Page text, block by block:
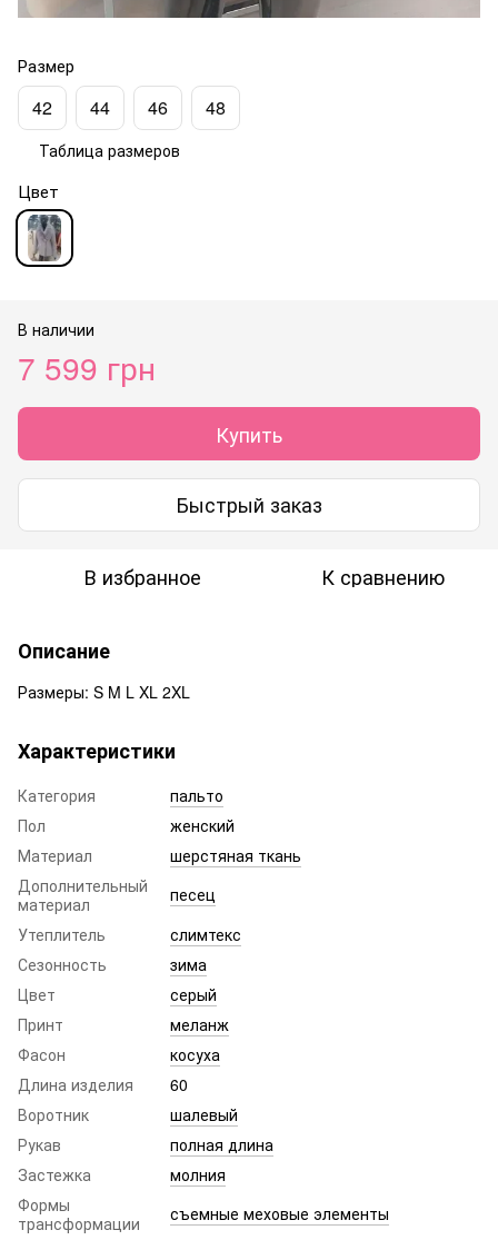
Размер
42 44 46 48
Таблица размеров
Цвет
В наличии
7 599 грн
Купить
Быстрый заказ
В избранное К сравнению
Описание
Размеры: S M L XL 2XL
Характеристики
Категория
пальто
Пол
женский
Материал
шерстяная ткань
Дополнительный
материал
песец
Утеплитель
слимтекс
Сезонность
зима
Цвет
серый
Принт
меланж
Фасон
косуха
Длина изделия
60
Воротник
шалевый
Рукав
полная длина
Застежка
молния
Формы
трансформации
съемные меховые элементы